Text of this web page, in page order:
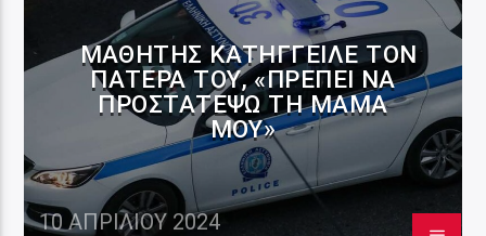
ΜΑΘΗΤΉΣ ΚΑΤΉΓΓΕΙΛΕ ΤΟΝ
ΠΑΤΈΡΑ ΤΟΥ, «ΠΡΈΠΕΙ ΝΑ
ΠΡΟΣΤΑΤΈΨΩ ΤΗ ΜΑΜΆ
ΜΟΥ»
10 ΑΠΡΙΛΊΟΥ 2024